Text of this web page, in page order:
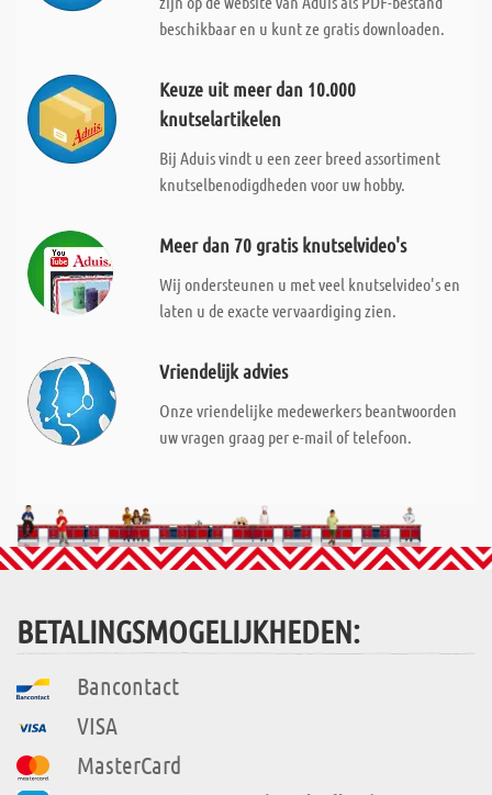
beschikbaar en u kunt ze gratis downloaden.
Keuze uit meer dan 10.000
knutselartikelen
Bij Aduis vindt u een zeer breed assortiment
knutselbenodigdheden voor uw hobby.
Meer dan 70 gratis knutselvideo's
Wij ondersteunen u met veel knutselvideo's en
laten u de exacte vervaardiging zien.
Vriendelijk advies
Onze vriendelijke medewerkers beantwoorden
uw vragen graag per e-mail of telefoon.
BETALINGSMOGELIJKHEDEN:
Bancontact
VISA
MasterCard